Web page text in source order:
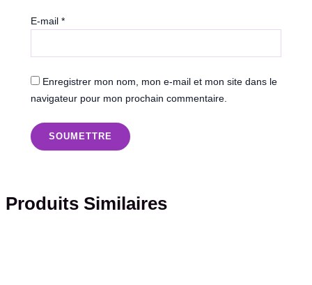
E-mail*
Enregistrer mon nom, mon e-mail et mon site dans le
navigateur pour mon prochain commentaire.
Produits Similaires